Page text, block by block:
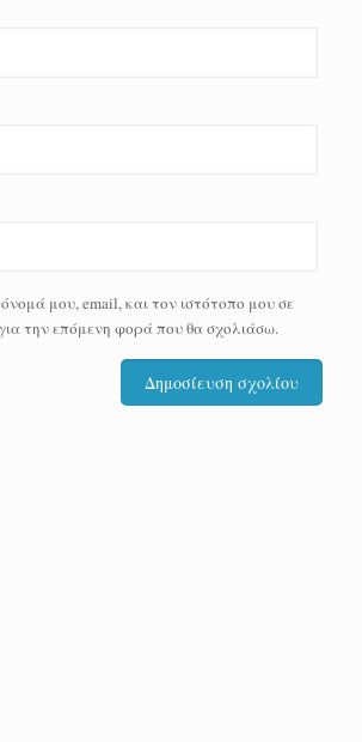
μου, email, και τον ιστότοπο μου σε
την επόμενη φορά που θα σχολιάσω.